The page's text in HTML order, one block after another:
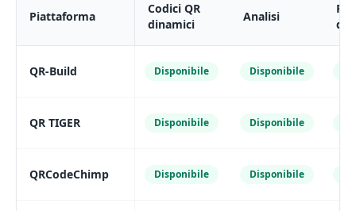
Piattaforma
Codici QR
dinamici
Analisi
del
QR-Build Disponibile Disponibile
QR TIGER Disponibile Disponibile
QRCodeChimp Disponibile Disponibile